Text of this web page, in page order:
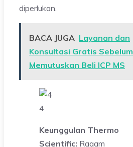
diperlukan.
BACA JUGA Layanan dan
Konsultasi Gratis Sebelum
Memutuskan Beli ICP MS
4
Keunggulan Thermo
Scientific: Ragam